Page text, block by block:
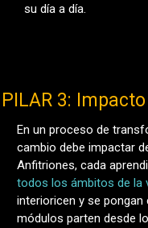
su día a día.
PILAR 3:
En un proceso de
cambio debe impactar
Anfitriones, cada
todos los ámbitos de la
interioricen y se
módulos parten desde